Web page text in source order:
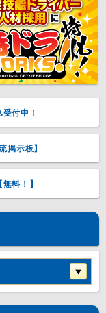
付中！
掲示板】
料！】